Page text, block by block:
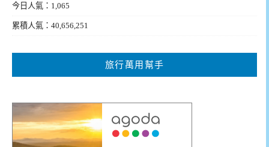
今日人氣：1,065
累積人氣：40,656,251
旅行萬用幫手